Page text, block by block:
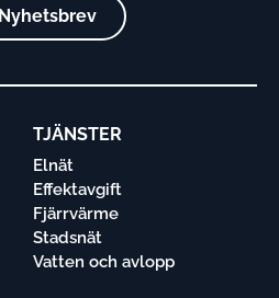
Nyhetsbrev
TJÄNSTER
Elnät
Effektavgift
Fjärrvärme
Stadsnät
Vatten och avlopp